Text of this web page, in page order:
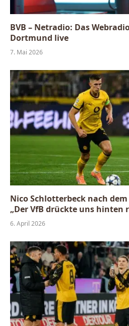
BVB – Netradio: Das
Dortmund live
7. Mai 2026
Nico Schlotterbeck nach
„Der VfB drückte uns hinten
6. April 2026